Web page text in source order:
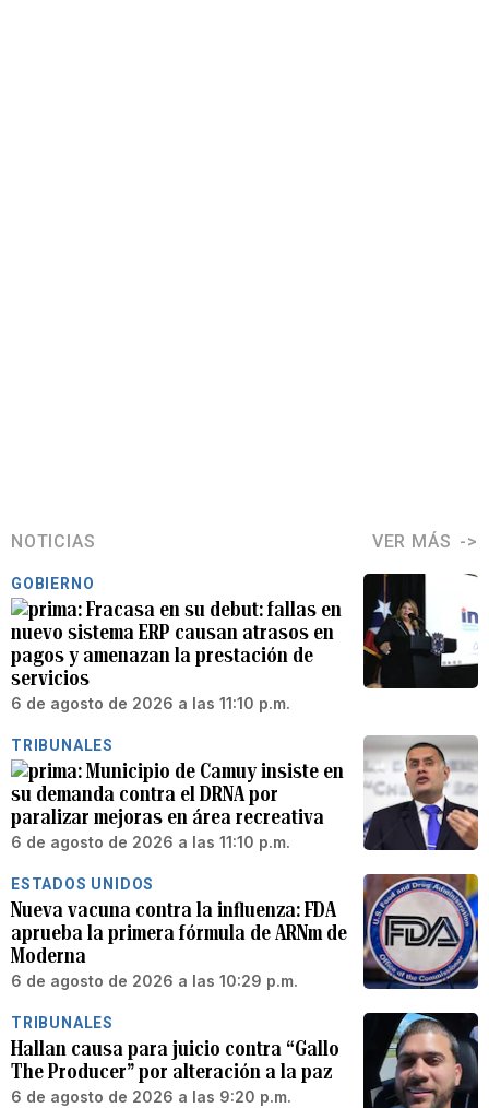
NOTICIAS VER MÁS
GOBIERNO
Fracasa en su debut: fallas en
nuevo sistema ERP causan atrasos en
pagos y amenazan la prestación de
servicios
6 de agosto de 2026 a las 11:10 p.m.
TRIBUNALES
Municipio de Camuy insiste en
su demanda contra el DRNA por
paralizar mejoras en área recreativa
6 de agosto de 2026 a las 11:10 p.m.
ESTADOS UNIDOS
Nueva vacuna contra la influenza: FDA
aprueba la primera fórmula de ARNm de
Moderna
6 de agosto de 2026 a las 10:29 p.m.
TRIBUNALES
Hallan causa para juicio contra “Gallo
The Producer” por alteración a la paz
6 de agosto de 2026 a las 9:20 p.m.